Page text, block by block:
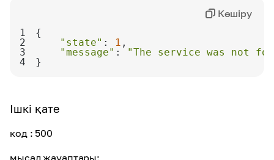
1
2
"state" : 1
3
"message" :
"The service was not
4
}
Көшіру
Ішкі қате
код: 500
мысал жауаптары: